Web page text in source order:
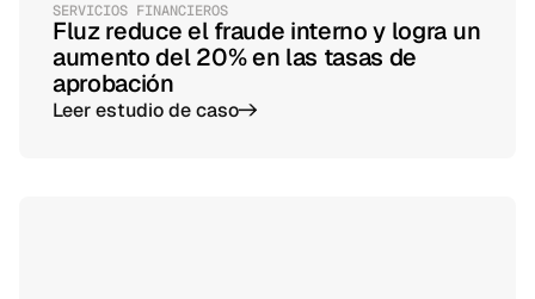
SERVICIOS FINANCIEROS
Fluz reduce el fraude interno y logra un
aumento del 20% en las tasas de
aprobación
Leer estudio de caso->